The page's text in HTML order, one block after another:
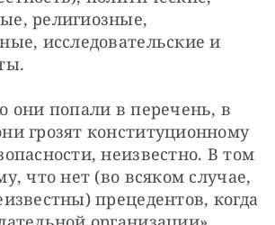
религиозные,
исследовательские и
они попали в перечень, в
грозят конституционному
неизвестно. В том
что нет (во всяком случае,
прецедентов, когда